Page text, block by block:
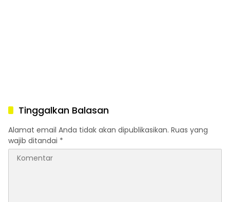
Tinggalkan Balasan
Alamat email Anda tidak akan dipublikasikan. Ruas yang
wajib ditandai *